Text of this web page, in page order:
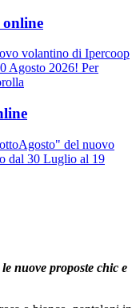
volantino di Ipercoop
Agosto 2026! Per
del nuovo
dal 30 Luglio al 19
nuove proposte chic e